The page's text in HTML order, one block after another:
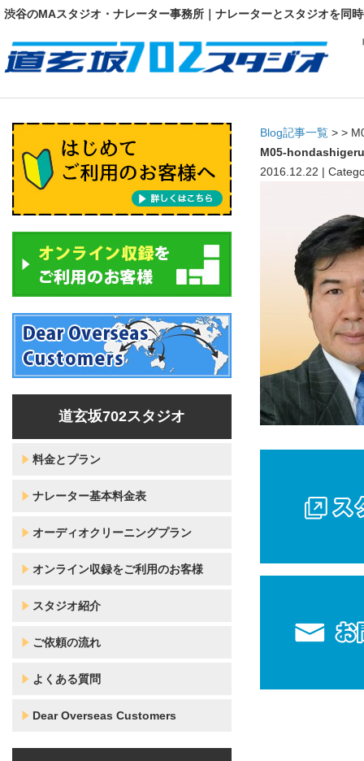
渋谷のMAスタジオ・ナレーター事務所｜ナレーターとスタジオを同
Blog記事一覧 > >
M05-hondashigeru
2016.12.22 |
道玄坂702スタジオ
料金とプラン
ナレーター基本料金表
オーディオクリーニングプラン
オンライン収録をご利用のお客様
スタジオ紹介
ご依頼の流れ
よくある質問
Dear Overseas Customers